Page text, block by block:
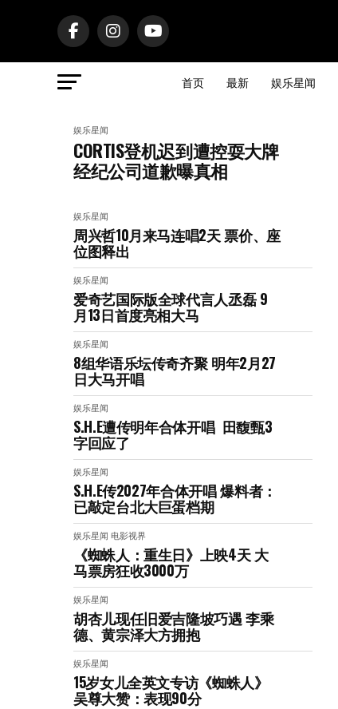
首页 最新 娱乐星闻
娱乐星闻
CORTIS登机迟到遭控耍大牌
经纪公司道歉曝真相
娱乐星闻
周兴哲10月来马连唱2天 票价、座
位图释出
娱乐星闻
爱奇艺国际版全球代言人丞磊 9
月13日首度亮相大马
娱乐星闻
8组华语乐坛传奇⻬聚 明年2月27
日大马开唱
娱乐星闻
S.H.E遭传明年合体开唱 田馥甄3
字回应了
娱乐星闻
S.H.E传2027年合体开唱 爆料者：
已敲定台北大巨蛋档期
娱乐星闻 电影视界
《蜘蛛人：重生日》上映4天 大
马票房狂收3000万
娱乐星闻
胡杏儿现任旧爱吉隆坡巧遇 李乘
德、黄宗泽大方拥抱
娱乐星闻
15岁女儿全英文专访《蜘蛛人》
吴尊大赞：表现90分